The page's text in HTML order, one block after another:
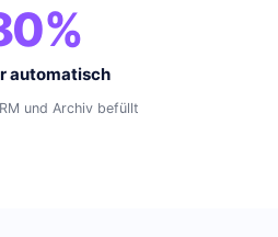
automatisch
und Archiv befüllt